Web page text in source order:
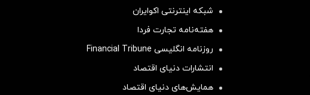
شبکه اینترنتی اکوایران
هفته‌نامه تجارت فردا
روزنامه انگلیسی Financial Tribune
انتشارات دنیای اقتصاد
همایش‌های دنیای اقتصاد